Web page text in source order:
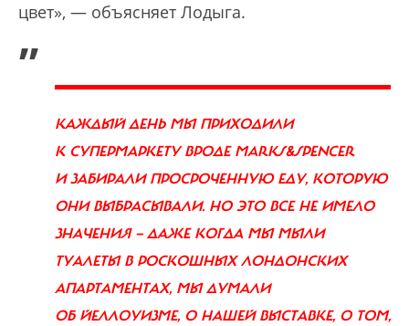
цвет», — объясняет Лодыга.
„
КАЖДЫЙ ДЕНЬ МЫ ПРИХОДИЛИ
К СУПЕРМАРКЕТУ ВРОДЕ MARKS&SPENCER
И ЗАБИРАЛИ ПРОСРОЧЕННУЮ ЕДУ, КОТОРУЮ
ОНИ ВЫБРАСЫВАЛИ. НО ЭТО ВСЕ НЕ ИМЕЛО
ЗНАЧЕНИЯ — ДАЖЕ КОГДА МЫ МЫЛИ
ТУАЛЕТЫ В РОСКОШНЫХ ЛОНДОНСКИХ
АПАРТАМЕНТАХ, МЫ ДУМАЛИ
ОБ ЙЕЛЛОУИЗМЕ, О НАШЕЙ ВЫСТАВКЕ, О ТОМ,